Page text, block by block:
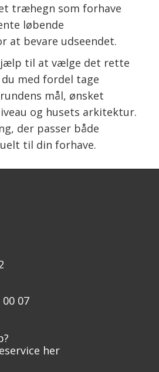
træhegn som forhave
løbende
at bevare udseendet.
til at vælge det rette
med fordel tage
mål, ønsket
og husets arkitektur.
der passer både
til din forhave.
00 07
her